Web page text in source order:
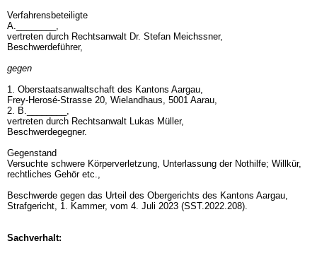
Verfahrensbeteiligte
A.________,
vertreten durch Rechtsanwalt Dr. Stefan Meichssner,
Beschwerdeführer,
gegen
1. Oberstaatsanwaltschaft des Kantons Aargau,
Frey-Herosé-Strasse 20, Wielandhaus, 5001 Aarau,
2. B.________,
vertreten durch Rechtsanwalt Lukas Müller,
Beschwerdegegner.
Gegenstand
Versuchte schwere Körperverletzung, Unterlassung der Nothilfe; Willkür,
rechtliches Gehör etc.,
Beschwerde gegen das Urteil des Obergerichts des Kantons Aargau,
Strafgericht, 1. Kammer, vom 4. Juli 2023 (SST.2022.208).
Sachverhalt: